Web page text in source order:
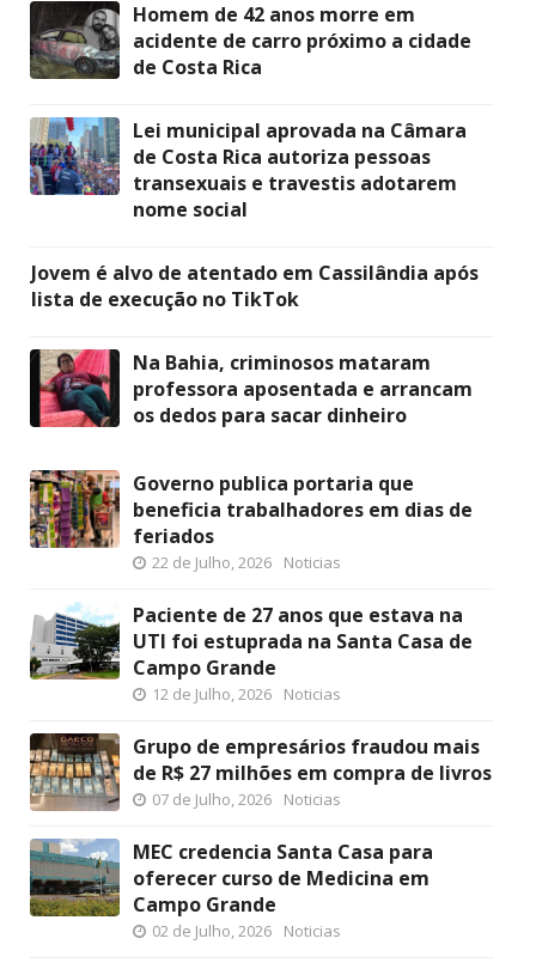
Homem de 42 anos morre em
acidente de carro próximo a cidade
de Costa Rica
Lei municipal aprovada na Câmara
de Costa Rica autoriza pessoas
transexuais e travestis adotarem
nome social
Jovem é alvo de atentado em Cassilândia após
lista de execução no TikTok
Na Bahia, criminosos mataram
professora aposentada e arrancam
os dedos para sacar dinheiro
Governo publica portaria que
beneficia trabalhadores em dias de
feriados
22 de Julho, 2026 Noticias
Paciente de 27 anos que estava na
UTI foi estuprada na Santa Casa de
Campo Grande
12 de Julho, 2026 Noticias
Grupo de empresários fraudou mais
de R$ 27 milhões em compra de livros
07 de Julho, 2026 Noticias
MEC credencia Santa Casa para
oferecer curso de Medicina em
Campo Grande
02 de Julho, 2026 Noticias